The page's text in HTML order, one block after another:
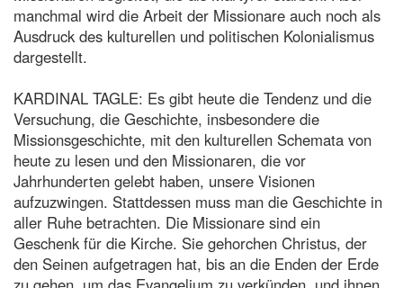
manchmal wird die Arbeit der Missionare auch noch als
Ausdruck des kulturellen und politischen Kolonialismus
dargestellt.
KARDINAL TAGLE: Es gibt heute die Tendenz und die
Versuchung, die Geschichte, insbesondere die
Missionsgeschichte, mit den kulturellen Schemata von
heute zu lesen und den Missionaren, die vor
Jahrhunderten gelebt haben, unsere Visionen
aufzuzwingen. Stattdessen muss man die Geschichte in
aller Ruhe betrachten. Die Missionare sind ein
Geschenk für die Kirche. Sie gehorchen Christus, der
den Seinen aufgetragen hat, bis an die Enden der Erde